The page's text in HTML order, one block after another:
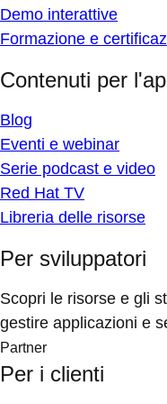
Demo interattive
Formazione e
Contenuti per
Blog
Eventi e webinar
Serie podcast e video
Red Hat TV
Libreria delle risorse
Per sviluppatori
Scopri le risorse e gli
gestire applicazioni e
Partner
Per i clienti